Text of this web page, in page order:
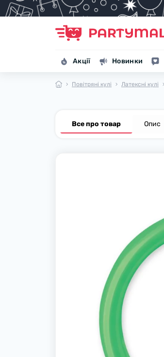
Акції Новинки
Повітряні кулі Латексні кулі
Все про товар Опис